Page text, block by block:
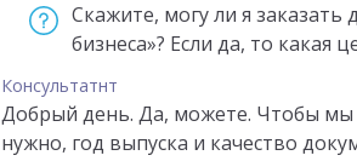
Скажите, могу ли я
бизнеса»? Если да, то какая
Консультатнт
Добрый день. Да, можете. Чтобы мы
нужно, год выпуска и качество